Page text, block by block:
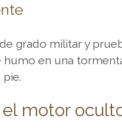
grado militar y
en una
motor